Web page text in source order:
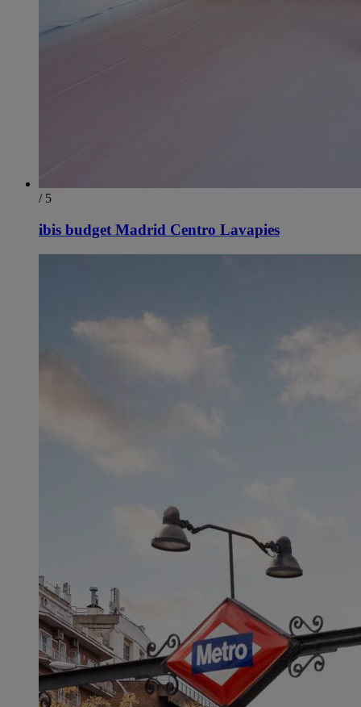
/ 5
ibis budget Madrid Centro Lavapies